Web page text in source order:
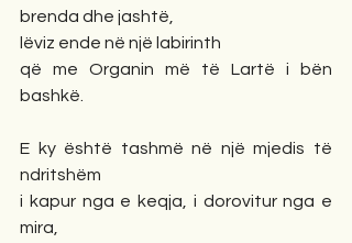
brenda dhe jashtë,
lëviz ende në një labirinth
që me Organin më të Lartë i bën
bashkë.
E ky është tashmë në një mjedis të
ndritshëm
i kapur nga e keqja, i dorovitur nga e
mira,